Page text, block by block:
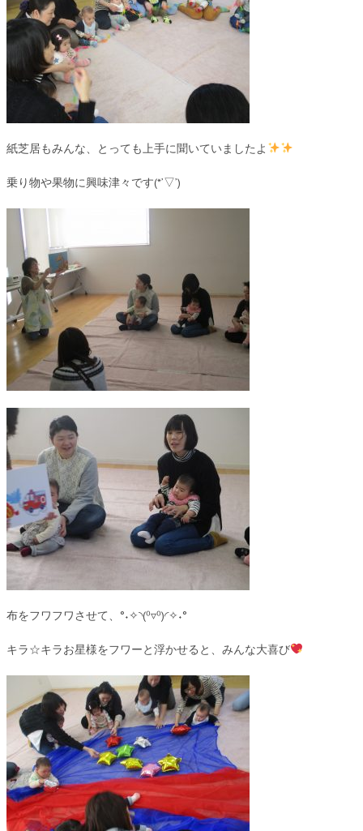
紙芝居もみんな、とっても上手に聞いていましたよ
乗り物や果物に興味津々です(*’▽’)
布をフワフワさせて、°˖✧◝(⁰▿⁰)◜✧˖°
キラ☆キラお星様をフワーと浮かせると、みんな大喜び